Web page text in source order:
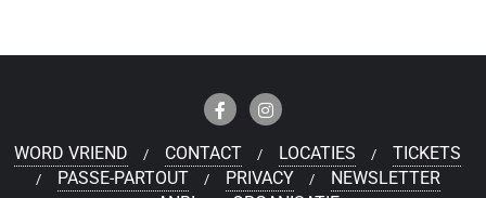
WORD VRIEND CONTACT LOCATIES
TICKETS
PASSE-PARTOUT
PRIVACY
NEWSLETTER